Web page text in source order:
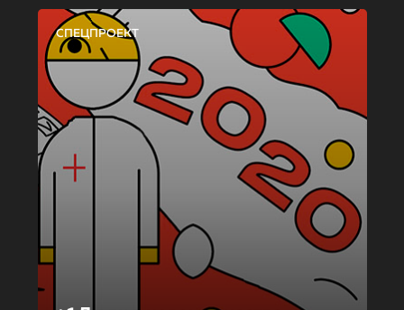
СПЕЦПРОЕКТ